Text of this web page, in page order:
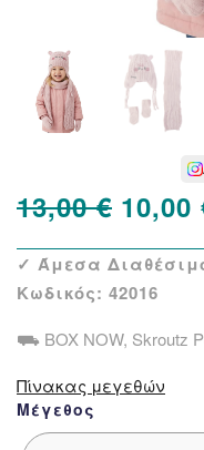
13,00€
price
was:
10,00
✓ Άμεσα
Κωδικός: 42016
⛟ BOX NOW, Skroutz
Πίνακας μεγεθών
Μέγεθος